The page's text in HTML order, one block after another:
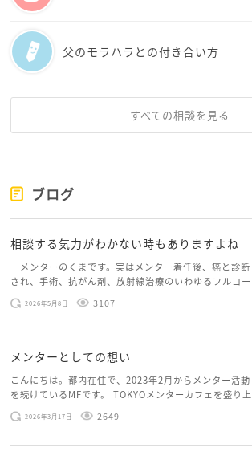
父のモラハラとの付き合い方
すべての相談を見る
ブログ
相談する気力がわかない時もありますよね
メンターのくまです。実はメンター着任後、癌と診断
され、手術、抗がん剤、放射線治療のいわゆるフルコー
スを体験していて、しばらくメンターカフェに来られて
いませんでした。体力だけでなく、気力も落ちパソコン
2026年5月8日 3107
メンターとしての想い
こんにちは。都内在住で、2023年2月からメンター活動
を続けているMFです。 TOKYOメンターカフェを盛り上
げたいという想いから、勇気を出して初めてブログを投
稿してみようと思います。少し自分のことを書いてみま
2026年3月17日 2649